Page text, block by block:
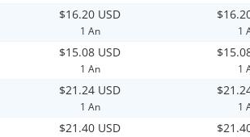
$16.20 USD
1 An 1
$15.08 USD
1 An 1
$21.24 USD
1 An 1
$21.40 USD